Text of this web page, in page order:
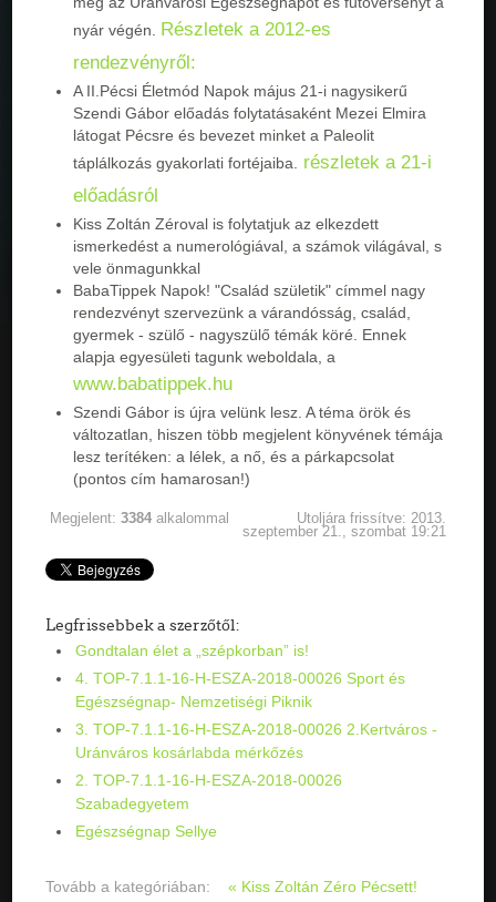
nyár végén. Részletek a 2012-es
rendezvényről:
A II.Pécsi Életmód Napok május 21-i nagysikerű
Szendi Gábor előadás folytatásaként Mezei Elmira
látogat Pécsre és bevezet minket a Paleolit
táplálkozás gyakorlati fortéjaiba.
részletek a 21-i
előadásról
Kiss Zoltán Zéroval is folytatjuk az elkezdett
ismerkedést a numerológiával, a számok világával, s
vele önmagunkkal
BabaTippek Napok! "Család születik" címmel nagy
rendezvényt szervezünk a várandósság, család,
gyermek - szülő - nagyszülő témák köré. Ennek
alapja egyesületi tagunk weboldala, a
www.babatippek.hu
Szendi Gábor is újra velünk lesz. A téma örök és
változatlan, hiszen több megjelent könyvének témája
lesz terítéken: a lélek, a nő, és a párkapcsolat
(pontos cím hamarosan!)
Megjelent:3384 alkalommal
Utoljára frissítve: 2013.
szeptember 21., szombat 19:21
Legfrissebbek a szerzőtől:
Gondtalan élet a „szépkorban” is!
4. TOP-7.1.1-16-H-ESZA-2018-00026 Sport és
Egészségnap- Nemzetiségi Piknik
3. TOP-7.1.1-16-H-ESZA-2018-00026 2.Kertváros -
Uránváros kosárlabda mérkőzés
2. TOP-7.1.1-16-H-ESZA-2018-00026
Szabadegyetem
Egészségnap Sellye
Tovább a kategóriában:
« Kiss Zoltán Zéro Pécsett!